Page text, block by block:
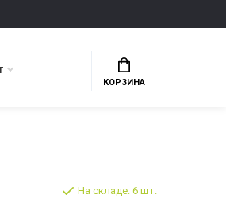
КОРЗИНА
На складе: 6 шт.